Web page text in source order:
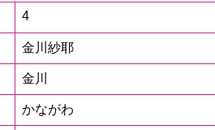
4
金川紗耶
金川
かながわ